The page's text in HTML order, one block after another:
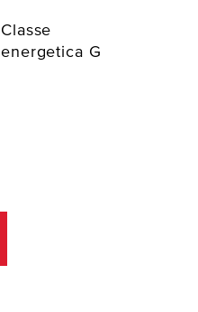
Classe
energetica G